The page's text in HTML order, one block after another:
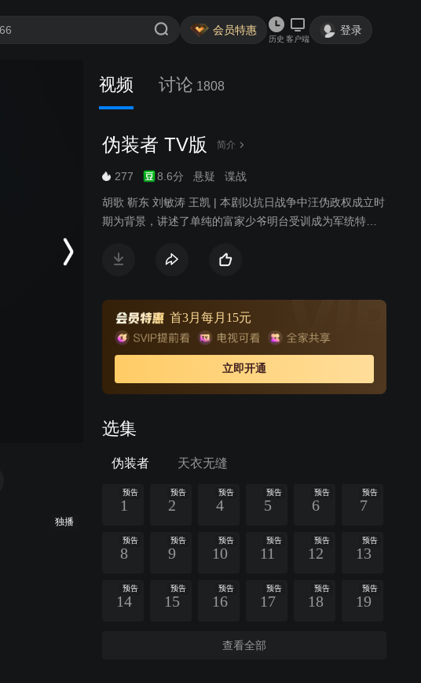
会员特惠
历史 客户端
登录
视频 讨论 1808
伪装者 TV版 简介
277 8.6分 悬疑 谍战
胡歌 靳东 刘敏涛 王凯 | 本剧以抗日战争中汪伪政权成立时
期为背景，讲述了单纯的富家少爷明台受训成为军统特
明楼并肩对抗76号特工总部，共同完成潜伏任务的故事，
天风看中并绑架至军统训练班，经过艰苦特训，成为一名
优秀的军统特工。之后明台前往上海展开一系列秘密活
动。在粉碎计划中，明台与中共地下党成员程锦云联手，
成功爆破汪伪政府运送日军高官的专列，二人在战斗中产
生了感情。之后，明台暗杀汪伪高官，刺杀日本间谍，屡
举措渐渐心灰意冷，程锦云发展他成为一名中共地下党潜
杂的兄长明楼兄弟同心，启动丧钟敲响行动，成功用虚假
情报迷惑了日军，为抗战最终胜利赢得了转机。
首3月每月15元
立即开通
选集
伪装者 天衣无缝
预告
1
预告
2
预告
4
预告
5
预告
6
预告
7
预告
8
预告
9
预告
10
预告
11
预告
12
预告
13
预告
14
预告
15
预告
16
预告
17
预告
18
预告
19
查看全部
独播